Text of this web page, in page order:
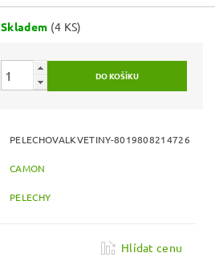
Skladem (4 KS)
PELECHOVALKVETINY-8019808214726
CAMON
PELECHY
Hlídat cenu